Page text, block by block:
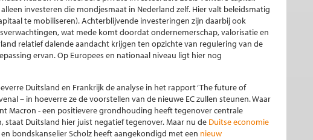
investeren die mondjesmaat in Nederland zelf. Hier valt beleidsmatig
te mobiliseren). Achterblijvende investeringen zijn daarbij ook
wat mede komt doordat ondernemerschap, valorisatie en
relatief dalende aandacht krijgen ten opzichte van regulering van de
ervan. Op Europees en nationaal niveau ligt hier nog
Duitsland en Frankrijk de analyse in het rapport ‘The future of
– in hoeverre ze de voorstellen van de nieuwe EC zullen steunen. Waar
Macron - een positievere grondhouding heeft tegenover centrale
Duitsland hier juist negatief tegenover. Maar nu de Duitse economie
bondskanselier Scholz heeft aangekondigd met een nieuw